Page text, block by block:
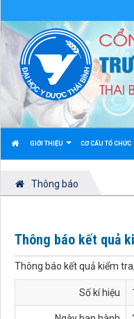
GIỚI THIỆU CƠ CẤU TỔ CHỨC
Thông báo
Thông báo kết quả
Thông báo kết quả kiểm
Số kí hiệu